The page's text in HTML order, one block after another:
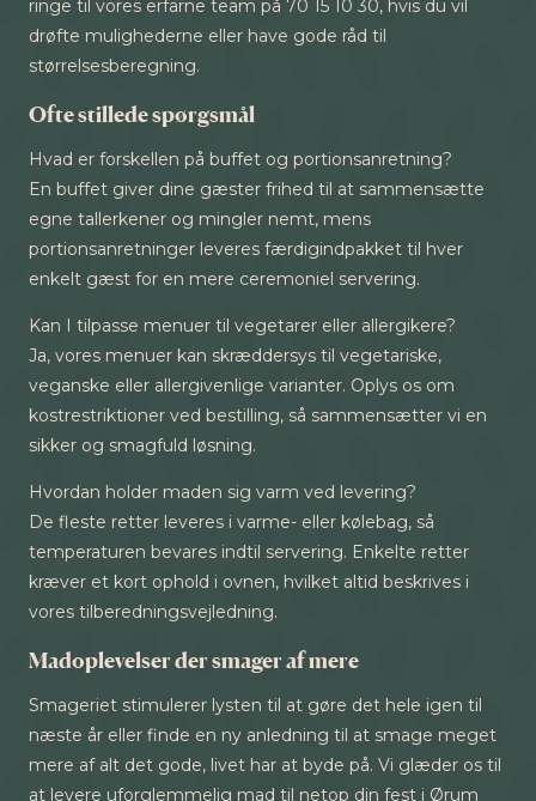
ringe til vores erfarne team på 70 15 10 30, hvis du vil
drøfte mulighederne eller have gode råd til
størrelsesberegning.
Ofte stillede spørgsmål
Hvad er forskellen på buffet og portionsanretning?
En buffet giver dine gæster frihed til at sammensætte
egne tallerkener og mingler nemt, mens
portionsanretninger leveres færdigindpakket til hver
enkelt gæst for en mere ceremoniel servering.
Kan I tilpasse menuer til vegetarer eller allergikere?
Ja, vores menuer kan skræddersys til vegetariske,
veganske eller allergivenlige varianter. Oplys os om
kostrestriktioner ved bestilling, så sammensætter vi en
sikker og smagfuld løsning.
Hvordan holder maden sig varm ved levering?
De fleste retter leveres i varme- eller kølebag, så
temperaturen bevares indtil servering. Enkelte retter
kræver et kort ophold i ovnen, hvilket altid beskrives i
vores tilberedningsvejledning.
Madoplevelser der smager af mere
Smageriet stimulerer lysten til at gøre det hele igen til
næste år eller finde en ny anledning til at smage meget
mere af alt det gode, livet har at byde på. Vi glæder os til
at levere uforglemmelig mad til netop din fest i Ørum